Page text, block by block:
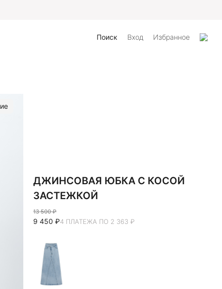
Поиск Вход Избранное
ДЖИНСОВАЯ ЮБКА С КОСОЙ
ЗАСТЕЖКОЙ
13 500 ₽
9 450 ₽4 ПЛАТЕЖА ПО 2 363 ₽